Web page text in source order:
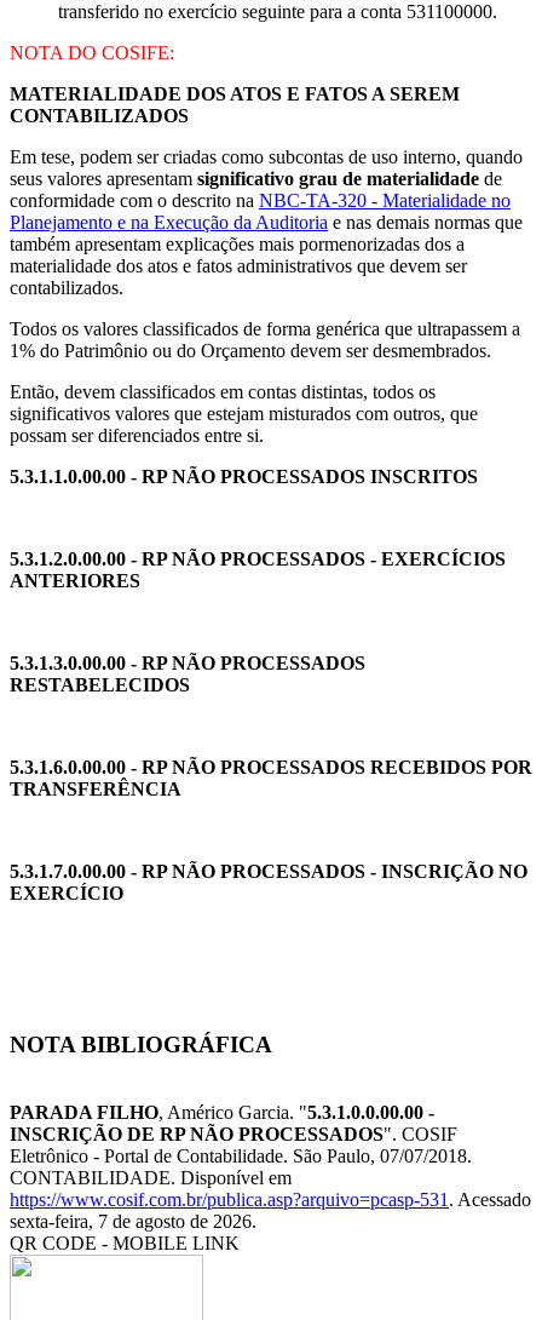
transferido no exercício seguinte para a conta 531100000.
NOTA DO COSIFE:
MATERIALIDADE DOS ATOS E FATOS A SEREM
CONTABILIZADOS
Em tese, podem ser criadas como subcontas de uso interno, quando
seus valores apresentam significativo grau de materialidade de
conformidade com o descrito na NBC-TA-320 - Materialidade no
Planejamento e na Execução da Auditoria e nas demais normas que
também apresentam explicações mais pormenorizadas dos a
materialidade dos atos e fatos administrativos que devem ser
contabilizados.
Todos os valores classificados de forma genérica que ultrapassem a
1% do Patrimônio ou do Orçamento devem ser desmembrados.
Então, devem classificados em contas distintas, todos os
significativos valores que estejam misturados com outros, que
possam ser diferenciados entre si.
5.3.1.1.0.00.00 - RP NÃO PROCESSADOS INSCRITOS
5.3.1.2.0.00.00 - RP NÃO PROCESSADOS - EXERCÍCIOS
ANTERIORES
5.3.1.3.0.00.00 - RP NÃO PROCESSADOS
RESTABELECIDOS
5.3.1.6.0.00.00 - RP NÃO PROCESSADOS RECEBIDOS POR
TRANSFERÊNCIA
5.3.1.7.0.00.00 - RP NÃO PROCESSADOS - INSCRIÇÃO NO
EXERCÍCIO
NOTA BIBLIOGRÁFICA
PARADA FILHO, Américo Garcia. "5.3.1.0.0.00.00 -
INSCRIÇÃO DE RP NÃO PROCESSADOS". COSIF
Eletrônico - Portal de Contabilidade. São Paulo, 07/07/2018.
CONTABILIDADE. Disponível em
https://www.cosif.com.br/publica.asp?arquivo=pcasp-531 . Acessado
sexta-feira, 7 de agosto de 2026.
QR CODE - MOBILE LINK